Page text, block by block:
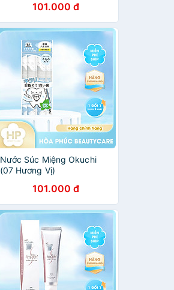
101.000 đ
Nước Súc Miệng Okuchi
(07 Hương Vị)
101.000 đ